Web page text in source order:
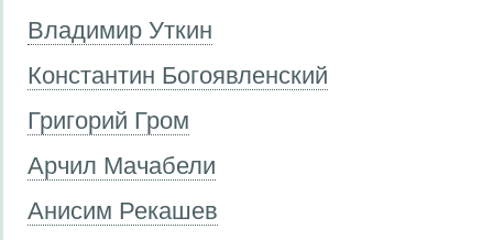
Владимир Уткин
Константин Богоявленский
Григорий Гром
Арчил Мачабели
Анисим Рекашев